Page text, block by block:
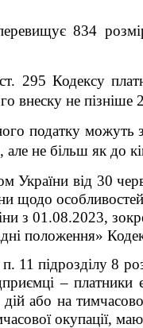
834
295 Кодексу
внеску не
податку можуть
але не більш як до
України від 30
щодо
з 01.08.2023,
положення»
п. 11 підрозділу 8
– платники
або на
окупації,